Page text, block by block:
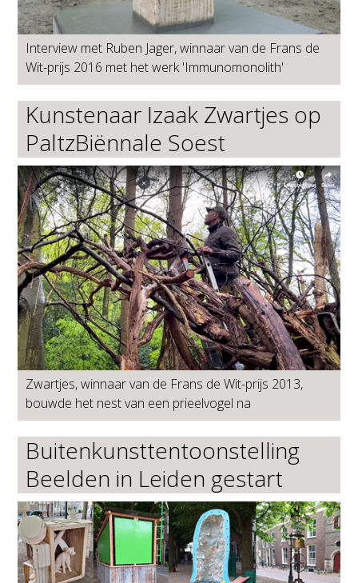
Interview met Ruben Jager, winnaar van de Frans de
Wit-prijs 2016 met het werk 'Immunomonolith'
Kunstenaar Izaak Zwartjes op
PaltzBiënnale Soest
Zwartjes, winnaar van de Frans de Wit-prijs 2013,
bouwde het nest van een prieelvogel na
Buitenkunsttentoonstelling
Beelden in Leiden gestart